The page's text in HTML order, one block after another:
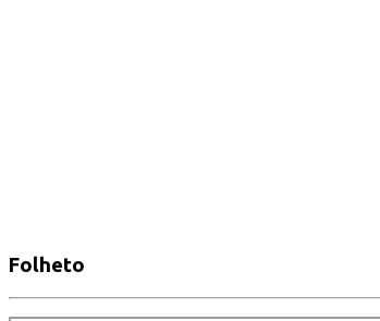
Folheto